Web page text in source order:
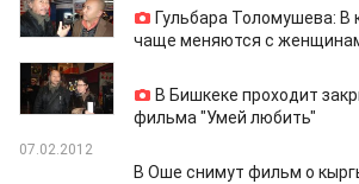
Гульбара Толомушева: В
чаще меняются с
08.02.2012
В Бишкеке проходит
фильма "Умей любить"
07.02.2012
В Оше снимут фильм о